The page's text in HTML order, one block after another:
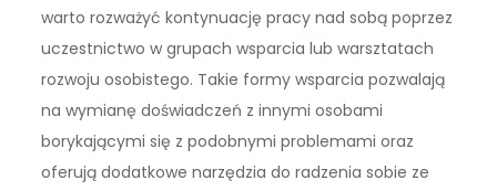
warto rozważyć kontynuację pracy nad sobą poprzez
uczestnictwo w grupach wsparcia lub warsztatach
rozwoju osobistego. Takie formy wsparcia pozwalają
na wymianę doświadczeń z innymi osobami
borykającymi się z podobnymi problemami oraz
oferują dodatkowe narzędzia do radzenia sobie ze